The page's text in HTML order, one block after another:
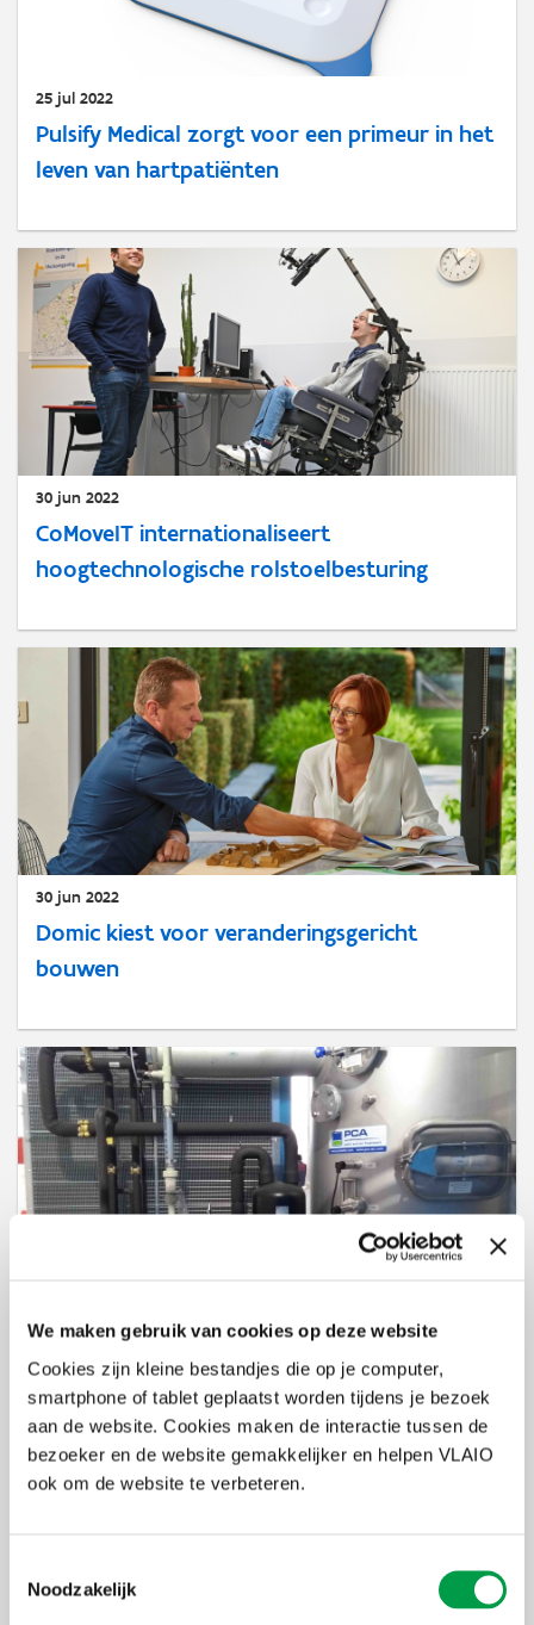
We maken gebruik van cookies op deze website
Cookies zijn kleine bestandjes die op je computer,
smartphone of tablet geplaatst worden tijdens je bezoek
aan de website. Cookies maken de interactie tussen de
bezoeker en de website gemakkelijker en helpen VLAIO
ook om de website te verbeteren.
Noodzakelijk
25 jul 2022
Pulsify Medical zorgt voor een primeur in het
leven van hartpatiënten
30 jun 2022
CoMoveIT internationaliseert
hoogtechnologische rolstoelbesturing
30 jun 2022
Domic kiest voor veranderingsgericht
bouwen
Eurocoating verbruikt 85% minder water én
minder chemische stoffen dankzij slimme
technologie